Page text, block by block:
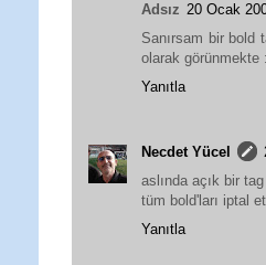
Adsız 20 Ocak
Sanırsam bir bold
olarak görünmekte
Yanıtla
Necdet Yücel
aslında açık bir
tüm bold'ları iptal
Yanıtla